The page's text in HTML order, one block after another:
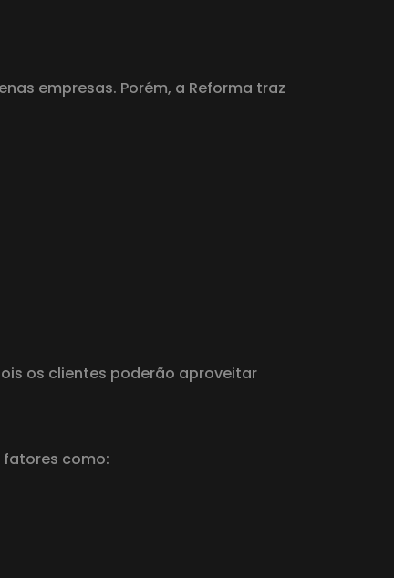
empresas. Porém, a Reforma traz
os clientes poderão aproveitar
como: